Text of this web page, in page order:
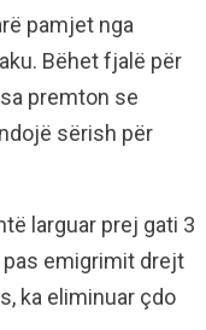
pamjet nga
Bëhet fjalë për
premton se
sërish për
larguar prej gati 3
pas emigrimit drejt
ka eliminuar çdo